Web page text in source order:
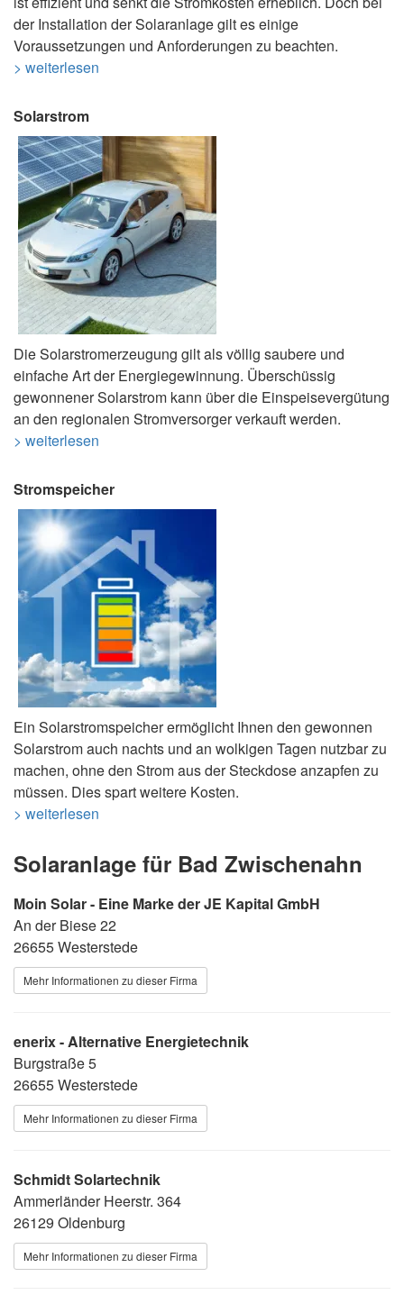
der Installation der Solaranlage gilt es einige
Voraussetzungen und Anforderungen zu beachten.
> weiterlesen
Solarstrom
Die Solarstromerzeugung gilt als völlig saubere und
einfache Art der Energiegewinnung. Überschüssig
gewonnener Solarstrom kann über die Einspeisevergütung
an den regionalen Stromversorger verkauft werden.
> weiterlesen
Stromspeicher
Ein Solarstromspeicher ermöglicht Ihnen den gewonnen
Solarstrom auch nachts und an wolkigen Tagen nutzbar zu
machen, ohne den Strom aus der Steckdose anzapfen zu
müssen. Dies spart weitere Kosten.
> weiterlesen
Solaranlage für Bad Zwischenahn
Moin Solar - Eine Marke der JE Kapital GmbH
An der Biese 22
26655 Westerstede
Mehr Informationen zu dieser Firma
enerix - Alternative Energietechnik
Burgstraße 5
26655 Westerstede
Mehr Informationen zu dieser Firma
Schmidt Solartechnik
Ammerländer Heerstr. 364
26129 Oldenburg
Mehr Informationen zu dieser Firma